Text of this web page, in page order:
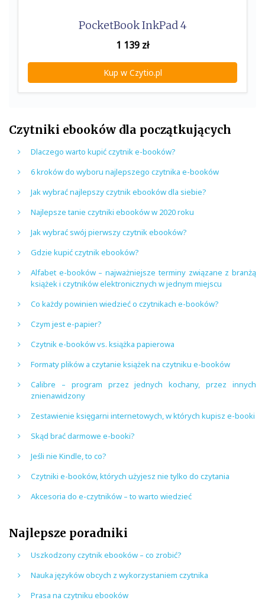
PocketBook InkPad 4
1 139 zł
Kup w Czytio.pl
Czytniki ebooków dla początkujących
Dlaczego warto kupić czytnik e-booków?
6 kroków do wyboru najlepszego czytnika e-booków
Jak wybrać najlepszy czytnik ebooków dla siebie?
Najlepsze tanie czytniki ebooków w 2020 roku
Jak wybrać swój pierwszy czytnik ebooków?
Gdzie kupić czytnik ebooków?
Alfabet e-booków – najważniejsze terminy związane z branżą
książek i czytników elektronicznych w jednym miejscu
Co każdy powinien wiedzieć o czytnikach e-booków?
Czym jest e-papier?
Czytnik e-booków vs. książka papierowa
Formaty plików a czytanie książek na czytniku e-booków
Calibre – program przez jednych kochany, przez innych
znienawidzony
Zestawienie księgarni internetowych, w których kupisz e-booki
Skąd brać darmowe e-booki?
Jeśli nie Kindle, to co?
Czytniki e-booków, których użyjesz nie tylko do czytania
Akcesoria do e-czytników – to warto wiedzieć
Najlepsze poradniki
Uszkodzony czytnik ebooków – co zrobić?
Nauka języków obcych z wykorzystaniem czytnika
Prasa na czytniku ebooków